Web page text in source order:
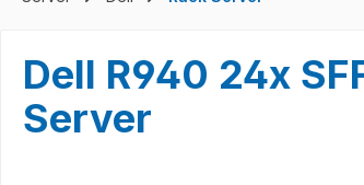
Dell R940 24x
Server